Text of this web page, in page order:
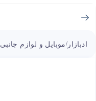
ادبازار /موبایل و لوازم جانبی